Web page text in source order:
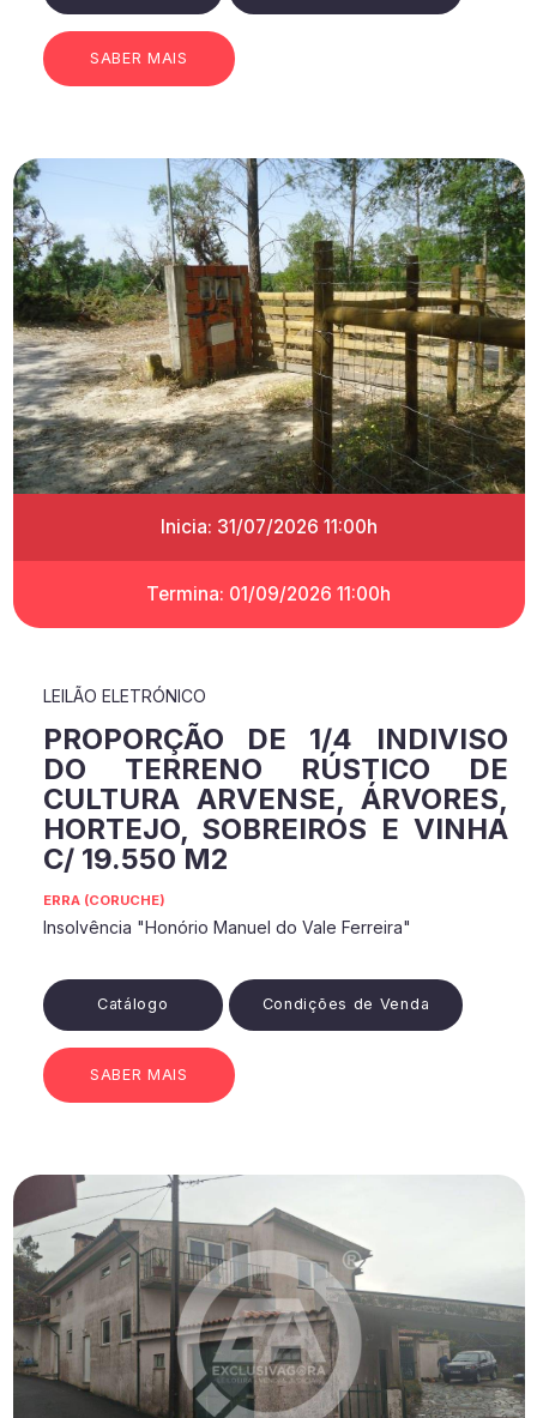
SABER MAIS
Inicia: 31/07/2026 11:00h
Termina: 01/09/2026 11:00h
LEILÃO ELETRÓNICO
PROPORÇÃO DE 1/4 INDIVISO
DO TERRENO RÚSTICO DE
CULTURA ARVENSE, ÁRVORES,
HORTEJO, SOBREIROS E VINHA
C/ 19.550 M2
ERRA (CORUCHE)
Insolvência "Honório Manuel do Vale Ferreira"
Catálogo Condições de Venda
SABER MAIS